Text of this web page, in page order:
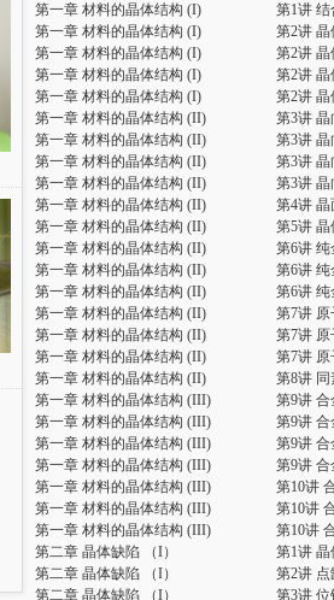
第一章 材料的晶体结构 (I)
第1讲
第一章 材料的晶体结构 (I)
第2讲
第一章 材料的晶体结构 (I)
第2讲
第一章 材料的晶体结构 (I)
第2讲
第一章 材料的晶体结构 (I)
第2讲
第一章 材料的晶体结构 (II)
第3讲
第一章 材料的晶体结构 (II)
第3讲
第一章 材料的晶体结构 (II)
第3讲
第一章 材料的晶体结构 (II)
第3讲
第一章 材料的晶体结构 (II)
第4讲
第一章 材料的晶体结构 (II)
第5讲
第一章 材料的晶体结构 (II)
第6讲
第一章 材料的晶体结构 (II)
第6讲
第一章 材料的晶体结构 (II)
第6讲
第一章 材料的晶体结构 (II)
第7讲
第一章 材料的晶体结构 (II)
第7讲
第一章 材料的晶体结构 (II)
第7讲
第一章 材料的晶体结构 (II)
第8讲
第一章 材料的晶体结构 (III)
第9讲
第一章 材料的晶体结构 (III)
第9讲
第一章 材料的晶体结构 (III)
第9讲
第一章 材料的晶体结构 (III)
第9讲
第一章 材料的晶体结构 (III)
第10讲
第一章 材料的晶体结构 (III)
第10讲
第一章 材料的晶体结构 (III)
第10讲
第二章 晶体缺陷 （I）
第1讲
第二章 晶体缺陷 （I）
第2讲 点
第二章 晶体缺陷 （I）
第3讲